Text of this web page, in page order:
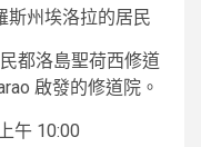
斯州埃洛拉的居民
都洛島聖荷西修道
啟發的修道院。
午 10:00